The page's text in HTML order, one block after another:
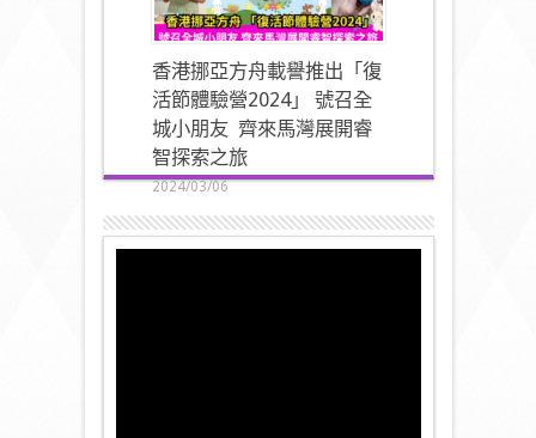
香港挪亞方舟載譽推出「復
活節體驗營2024」 號召全
城小朋友 齊來馬灣展開睿
智探索之旅
2024/03/06